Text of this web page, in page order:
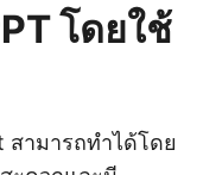
โดยใช้
สามารถทำได้โดย